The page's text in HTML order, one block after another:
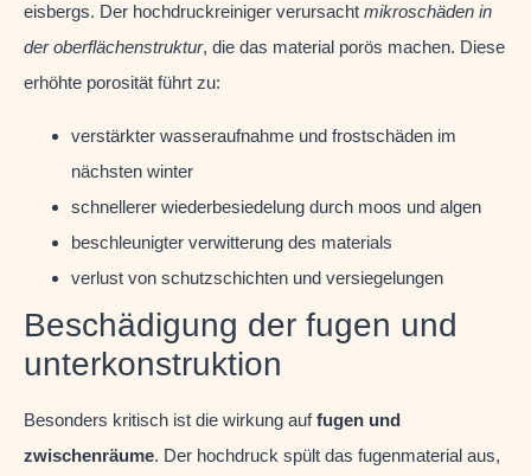
eisbergs. Der hochdruckreiniger verursacht mikroschäden in
der oberflächenstruktur, die das material porös machen. Diese
erhöhte porosität führt zu:
verstärkter wasseraufnahme und frostschäden im
nächsten winter
schnellerer wiederbesiedelung durch moos und algen
beschleunigter verwitterung des materials
verlust von schutzschichten und versiegelungen
Beschädigung der fugen und
unterkonstruktion
Besonders kritisch ist die wirkung auffugen und
zwischenräume. Der hochdruck spült das fugenmaterial aus,